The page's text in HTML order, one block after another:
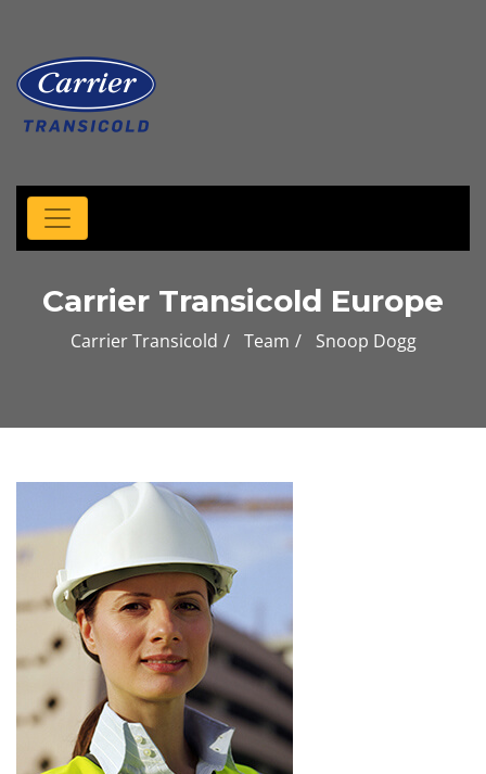
Carrier Transicold Europe
Carrier Transicold Team Snoop Dogg